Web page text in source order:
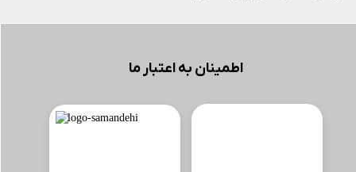
اطمینان به اعتبار ما